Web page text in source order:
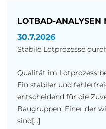
LOTBAD-ANALYSEN
30.7.2026
Stabile Lötprozesse
Qualität im Lötprozess
Ein stabiler und
entscheidend für die
Baugruppen. Einer der
sind[...]